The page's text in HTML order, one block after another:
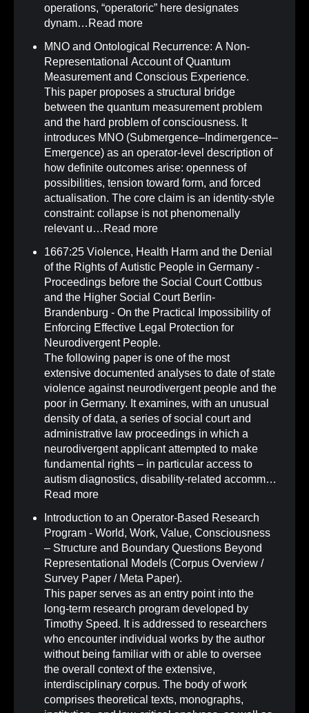
operations, “operatoric” here designates
dynam… Read more
MNO and Ontological Recurrence: A Non-
Representational Account of Quantum
Measurement and Conscious Experience.
This paper proposes a structural bridge
between the quantum measurement problem
and the hard problem of consciousness. It
introduces MNO (Submergence–Indimergence–
Emergence) as an operator-level description of
how definite outcomes arise: openness of
possibilities, tension toward form, and forced
actualisation. The core claim is an identity-style
constraint: collapse is not phenomenally
relevant u… Read more
1667:25 Violence, Health Harm and the Denial
of the Rights of Autistic People in Germany -
Proceedings before the Social Court Cottbus
and the Higher Social Court Berlin-
Brandenburg - On the Practical Impossibility of
Enforcing Effective Legal Protection for
Neurodivergent People.
The following paper is one of the most
extensive documented analyses to date of state
violence against neurodivergent people and the
poor in Germany. It examines, with an unusual
density of data, a series of social court and
administrative law proceedings in which a
neurodivergent applicant attempted to make
fundamental rights – in particular access to
autism diagnostics, disability-related accomm…
Read more
Introduction to an Operator-Based Research
Program - World, Work, Value, Consciousness
– Structure and Boundary Questions Beyond
Representational Models (Corpus Overview /
Survey Paper / Meta Paper).
This paper serves as an entry point into the
long-term research program developed by
Timothy Speed. It is addressed to researchers
who encounter individual works by the author
without being familiar with or able to oversee
the overall context of the extensive,
interdisciplinary corpus. The body of work
comprises theoretical texts, monographs,